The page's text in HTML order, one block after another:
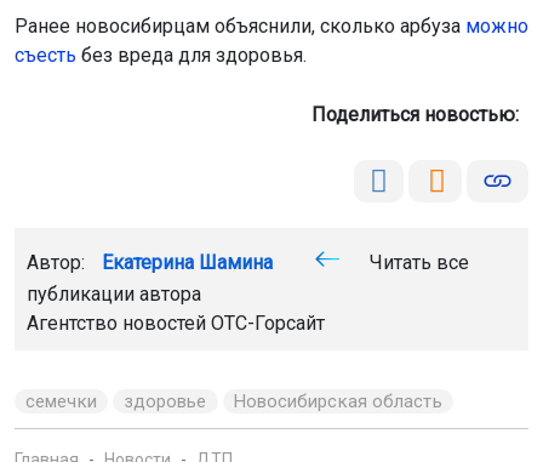
Ранее новосибирцам объяснили, сколько арбуза можно
съесть без вреда для здоровья.
Поделиться новостью:
Автор: Екатерина Шамина
Читать все
публикации автора
Агентство новостей ОТС-Горсайт
семечки здоровье Новосибирская область